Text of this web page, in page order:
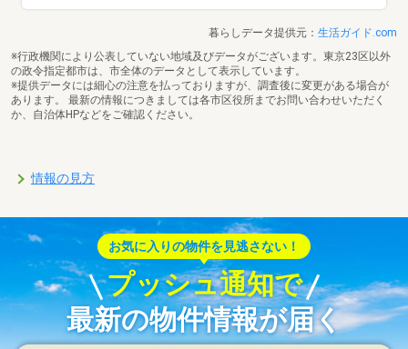
暮らしデータ提供元： 生活ガイド.com
※行政機関により公表していない地域及びデータがございます。東京23区以外
の政令指定都市は、市全体のデータとして表示しています。
※提供データには細心の注意を払っておりますが、調査後に変更がある場合が
あります。 最新の情報につきましては各市区役所までお問い合わせいただく
か、自治体HPなどをご確認ください。
情報の見方
お気に入りの物件を見逃さない！
プッシュ通知で
最新の物件情報が届く